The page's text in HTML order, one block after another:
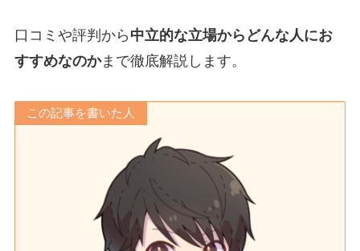
口コミや評判から 中立的な立場からどんな人にお
すすめなのかまで徹底解説します。
この記事を書いた人